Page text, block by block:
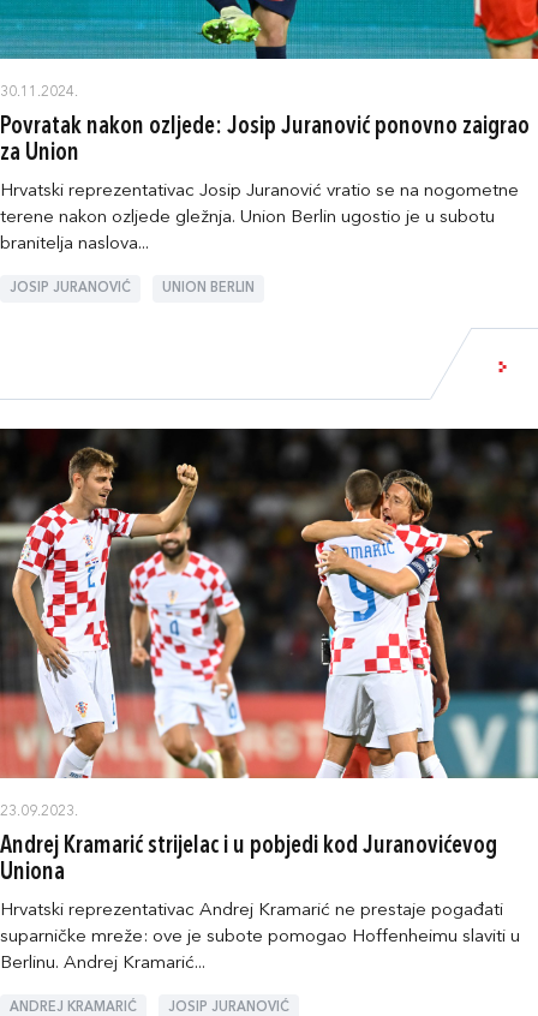
30.11.2024.
Povratak nakon ozljede: Josip Juranović ponovno zaigrao
za Union
Hrvatski reprezentativac Josip Juranović vratio se na nogometne
terene nakon ozljede gležnja. Union Berlin ugostio je u subotu
branitelja naslova...
JOSIP JURANOVIĆ UNION BERLIN
23.09.2023.
Andrej Kramarić strijelac i u pobjedi kod Juranovićevog
Uniona
Hrvatski reprezentativac Andrej Kramarić ne prestaje pogađati
suparničke mreže: ove je subote pomogao Hoffenheimu slaviti u
Berlinu. Andrej Kramarić...
ANDREJ KRAMARIĆ JOSIP JURANOVIĆ